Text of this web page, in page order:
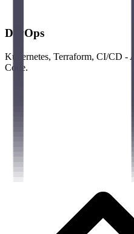
DevOps
Kubernetes, Terraform, CI/CD -
Code.